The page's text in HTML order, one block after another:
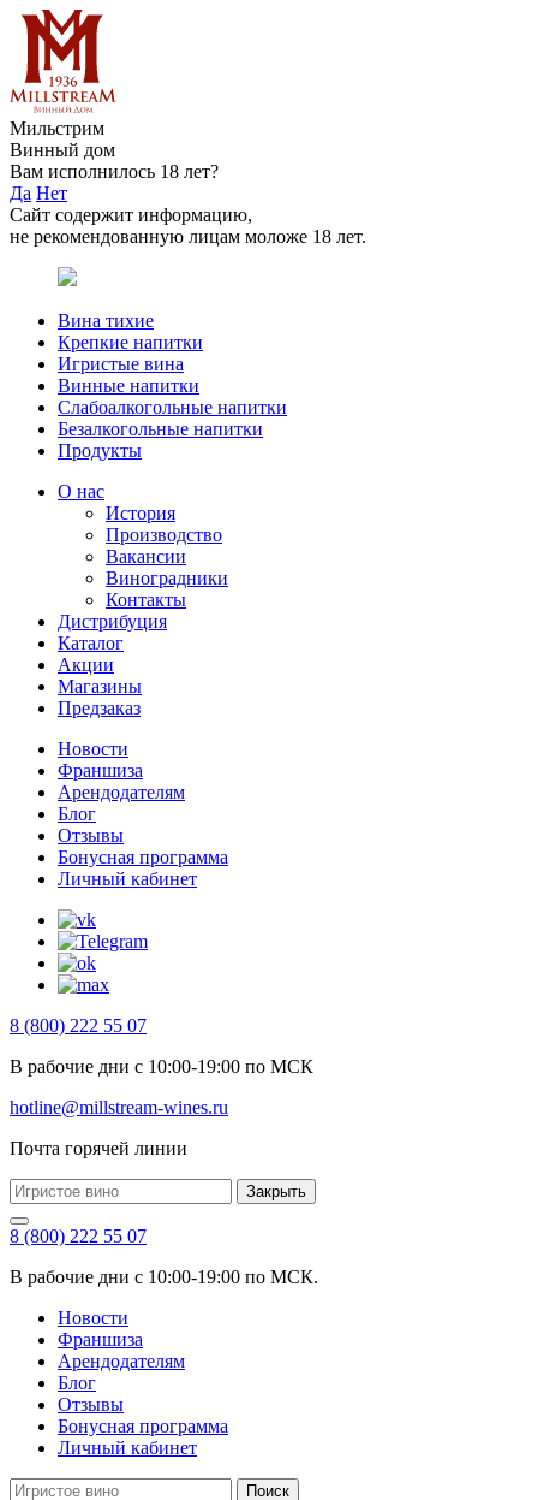
Мильстрим
Винный дом
Вам исполнилось 18 лет?
Да Нет
Сайт содержит информацию,
не рекомендованную лицам моложе 18 лет.
Вина тихие
Крепкие напитки
Игристые вина
Винные напитки
Слабоалкогольные напитки
Безалкогольные напитки
Продукты
О нас
История
Производство
Вакансии
Виноградники
Контакты
Дистрибуция
Каталог
Акции
Магазины
Предзаказ
Новости
Франшиза
Арендодателям
Блог
Отзывы
Бонусная программа
Личный кабинет
8 (800) 222 55 07
В рабочие дни с 10:00-19:00 по МСК
hotline@millstream-wines.ru
Почта горячей линии
Закрыть
8 (800) 222 55 07
В рабочие дни с 10:00-19:00 по МСК.
Новости
Франшиза
Арендодателям
Блог
Отзывы
Бонусная программа
Личный кабинет
Поиск